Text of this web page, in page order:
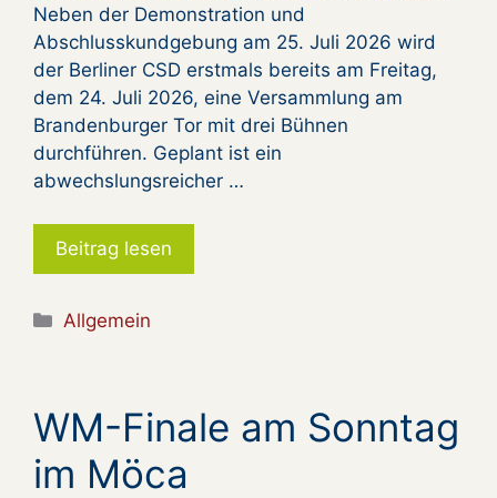
Neben der Demonstration und
Abschlusskundgebung am 25. Juli 2026 wird
der Berliner CSD erstmals bereits am Freitag,
dem 24. Juli 2026, eine Versammlung am
Brandenburger Tor mit drei Bühnen
durchführen. Geplant ist ein
abwechslungsreicher …
Beitrag lesen
Kategorien
Allgemein
WM-Finale am Sonntag
im Möca